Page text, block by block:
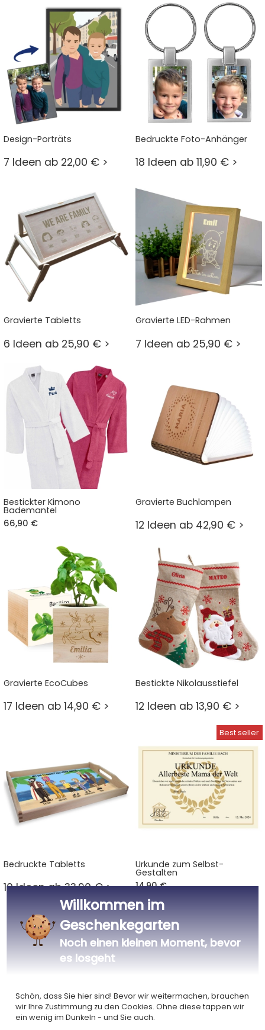
Design-Porträts
7 Ideen ab 22,00 € >
Bedruckte Foto-Anhänger
18 Ideen ab 11,90 € >
Gravierte Tabletts
6 Ideen ab 25,90 € >
Gravierte LED-Rahmen
7 Ideen ab 25,90 € >
Bestickter Kimono
Bademantel
66,90 €
Gravierte Buchlampen
12 Ideen ab 42,90 € >
Gravierte EcoCubes
17 Ideen ab 14,90 € >
Bestickte Nikolausstiefel
12 Ideen ab 13,90 € >
Bedruckte Tabletts
10 Ideen ab 33,90 € >
Urkunde zum Selbst-
Gestalten
14,90 €
Willkommen im
Geschenkegarten
Noch einen kleinen Moment, bevor
es losgeht
Schön, dass Sie hier sind! Bevor wir weitermachen, brauchen
wir Ihre Zustimmung zu den Cookies. Ohne diese tappen wir
ein wenig im Dunkeln - und Sie auch.